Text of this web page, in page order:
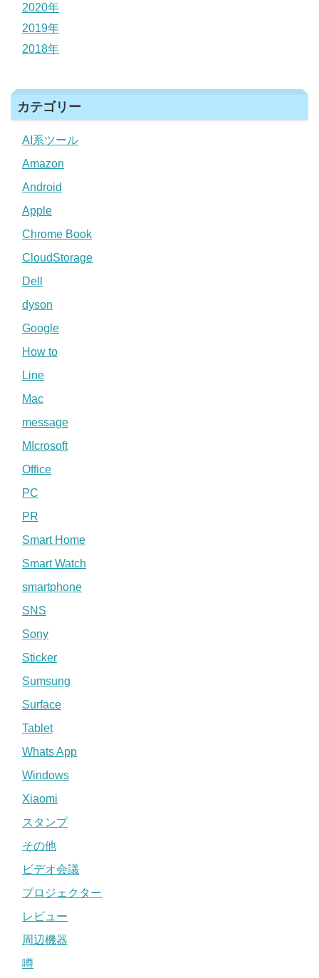
2020年
2019年
2018年
カテゴリー
AI系ツール
Amazon
Android
Apple
Chrome Book
CloudStorage
Dell
dyson
Google
How to
Line
Mac
message
MIcrosoft
Office
PC
PR
Smart Home
Smart Watch
smartphone
SNS
Sony
Sticker
Sumsung
Surface
Tablet
Whats App
Windows
Xiaomi
スタンプ
その他
ビデオ会議
プロジェクター
レビュー
周辺機器
噂